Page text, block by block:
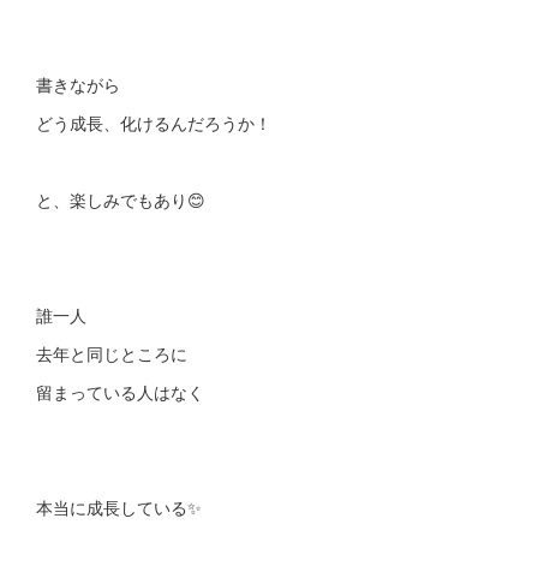
書きながら
どう成長、化けるんだろうか！
と、楽しみでもあり😊
誰一人
去年と同じところに
留まっている人はなく
本当に成長している✨